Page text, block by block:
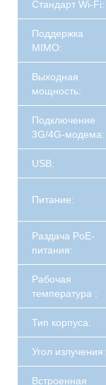
Стандарт Wi-Fi:
Поддержка
MIMO:
Выходная
мощность:
Подключение
3G/4G-модема:
USB:
Питание:
Раздача PoE-
питания:
Рабочая
температура :
Тип корпуса:
Угол излучения:
Встроенная